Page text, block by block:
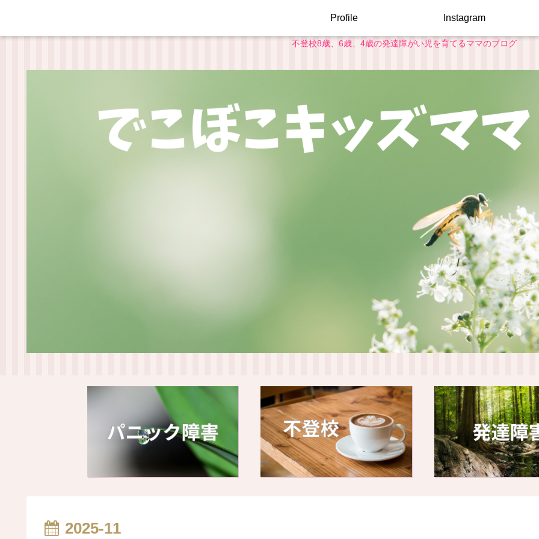
不登校8歳、6歳、4歳の発達障がい児を育てるママのブログ
Profile Instagram
2025-11